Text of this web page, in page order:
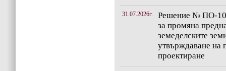
31.07.2026г.
Решение № ПО-
за промяна
земеделските
утвърждаване на
проектиране